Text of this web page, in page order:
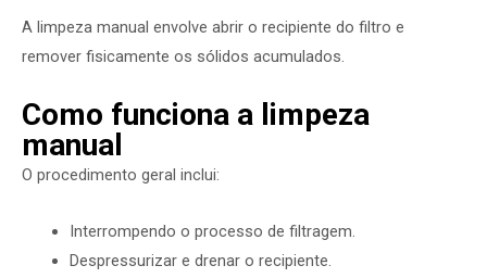
A limpeza manual envolve abrir o recipiente do filtro e
remover fisicamente os sólidos acumulados.
Como funciona a limpeza
manual
O procedimento geral inclui:
Interrompendo o processo de filtragem.
Despressurizar e drenar o recipiente.